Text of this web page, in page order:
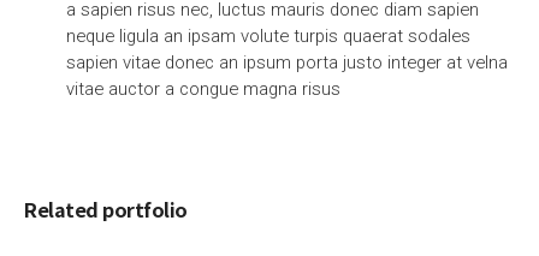
a sapien risus nec, luctus mauris donec diam sapien
neque ligula an ipsam volute turpis quaerat sodales
sapien vitae donec an ipsum porta justo integer at velna
vitae auctor a congue magna risus
Related portfolio